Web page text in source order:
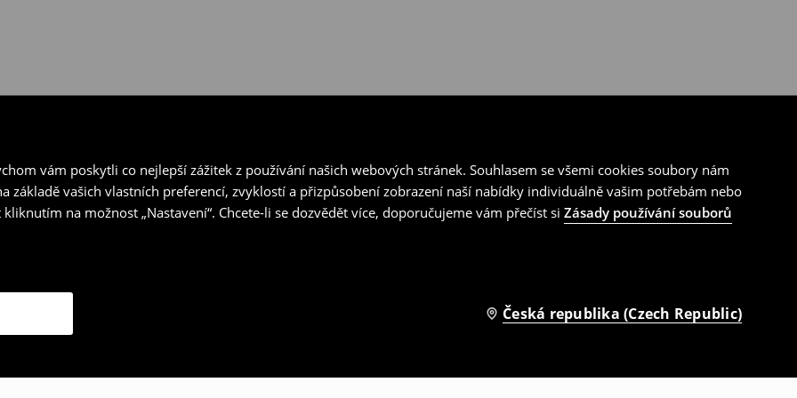
vám poskytli co nejlepší zážitek z používání našich webových stránek. Souhlasem se všemi cookies soubory nám
základě vašich vlastních preferencí, zvyklostí a přizpůsobení zobrazení naší nabídky individuálně vašim potřebám nebo
na možnost „Nastavení“. Chcete-li se dozvědět více, doporučujeme vám přečíst si Zásady používání souborů
Česká republika (Czech Republic)